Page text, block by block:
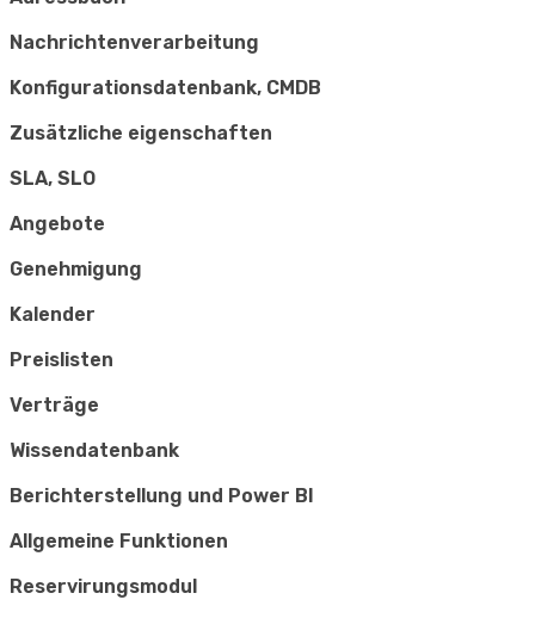
Nachrichtenverarbeitung
Konfigurationsdatenbank, CMDB
Zusätzliche eigenschaften
SLA, SLO
Angebote
Genehmigung
Kalender
Preislisten
Verträge
Wissendatenbank
Berichterstellung und Power BI
Allgemeine Funktionen
Reservirungsmodul